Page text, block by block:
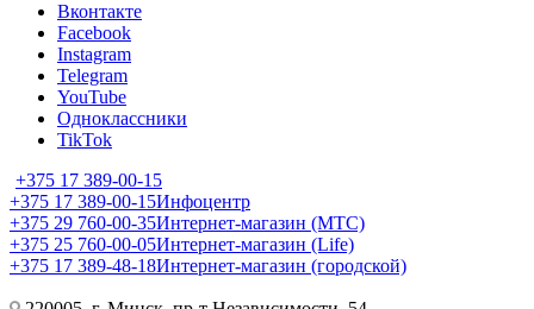
Вконтакте
Facebook
Instagram
Telegram
YouTube
Одноклассники
TikTok
+375 17 389-00-15
+375 17 389-00-15Инфоцентр
+375 29 760-00-35Интернет-магазин (МТС)
+375 25 760-00-05Интернет-магазин (Life)
+375 17 389-48-18Интернет-магазин (городской)